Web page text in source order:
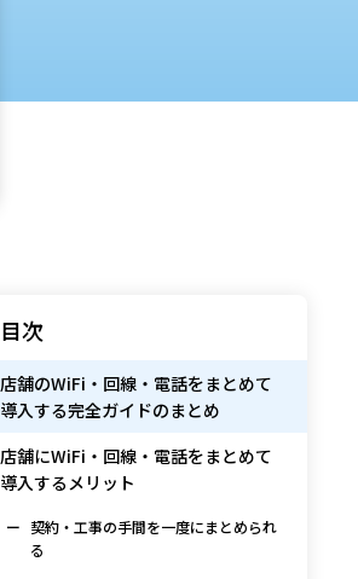
目次
店舗のWiFi・回線・電話をまとめて
導入する完全ガイドのまとめ
店舗にWiFi・回線・電話をまとめて
導入するメリット
契約・工事の手間を一度にまとめられ
る